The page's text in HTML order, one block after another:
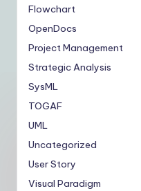
Flowchart
OpenDocs
Project Management
Strategic Analysis
SysML
TOGAF
UML
Uncategorized
User Story
Visual Paradigm